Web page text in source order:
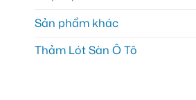
Sản phẩm khác
Thảm Lót Sàn Ô Tô